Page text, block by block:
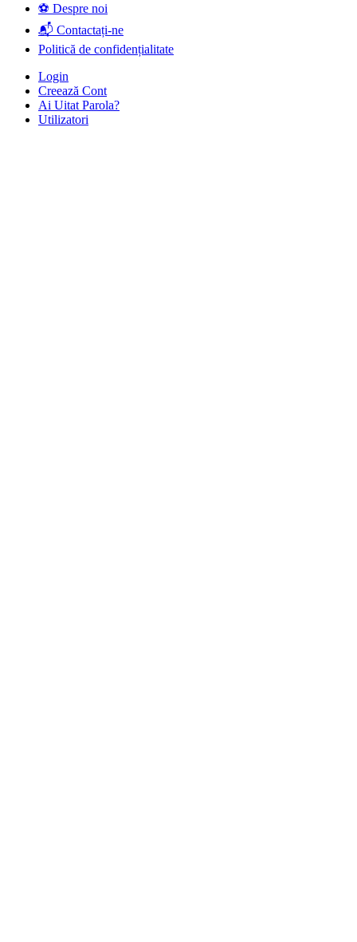
⚽ Despre noi
📬 Contactați-ne
Politică de confidențialitate
Login
Creează Cont
Ai Uitat Parola?
Utilizatori